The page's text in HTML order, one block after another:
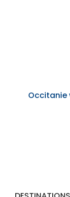
Occitanie